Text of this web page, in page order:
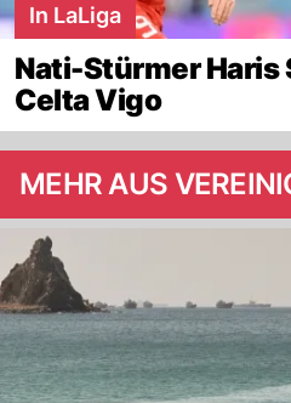
In LaLiga
Nati-Stürmer Haris
Celta Vigo